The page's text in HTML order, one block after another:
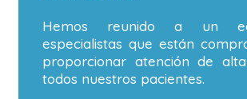
Hemos reunido a un
especialistas que están
proporcionar atención de
todos nuestros pacientes.